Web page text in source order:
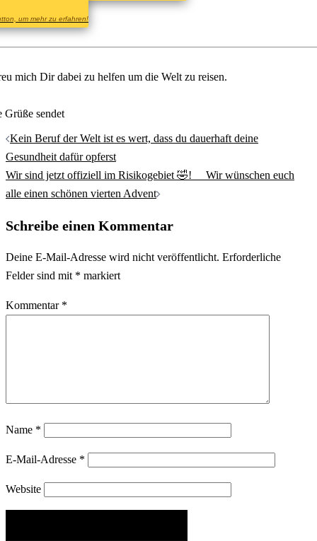
um mehr zu erfahren!
mich Dir dabei zu helfen um die Welt zu reisen.
Grüße sendet
Beitrags-
Navigation
Kein Beruf der Welt ist es wert, dass du dauerhaft deine
Gesundheit dafür opferst
Wir sind jetzt offiziell im Risikogebiet 🤣! ⠀ Wir wünschen euch
alle einen schönen vierten Advent
Schreibe einen Kommentar
Deine E-Mail-Adresse wird nicht veröffentlicht. Erforderliche
Felder sind mit * markiert
Kommentar *
Name *
E-Mail-Adresse *
Website